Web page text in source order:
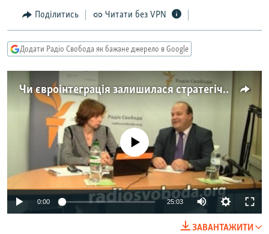
Перейти
пошуку
СУСПІЛЬСТВО
СПОРТ
СВІТ
ДОНБАС.РЕАЛІЇ
КРИМ.РЕАЛІЇ
ТИ ЯК?
КИТАЙ.ВИКЛИКИ
МУЛЬТИМЕДІА
СПЕЦПРОЄКТИ
ПОДКАСТИ
Поділитись Читати без VPN
Додати Радіо Свобода як бажане джерело в Google
Чи євроінтеграція залишилася стратегічним пріоритетом України?
No media source currently available
0:00 25:03
ЗАВАНТАЖИТИ